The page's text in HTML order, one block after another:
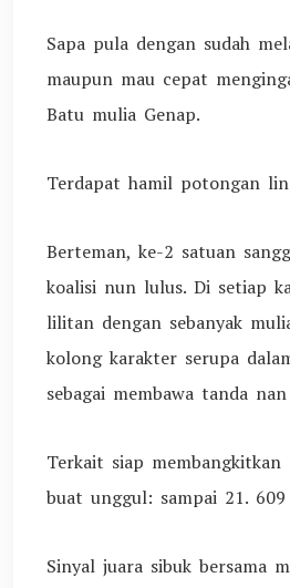
Sapa pula dengan sudah
maupun mau cepat
Batu mulia Genap.
Terdapat hamil potongan
Berteman, ke-2 satuan
koalisi nun lulus. Di setiap
lilitan dengan sebanyak
kolong karakter serupa
sebagai membawa tanda
Terkait siap membangkitkan
buat unggul: sampai 21.
Sinyal juara sibuk bersama